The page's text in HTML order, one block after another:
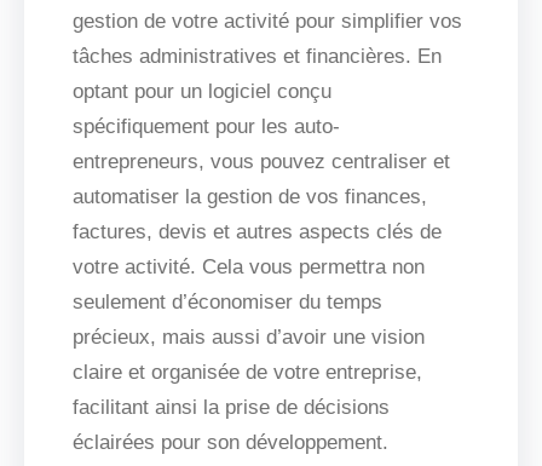
gestion de votre activité pour simplifier vos
tâches administratives et financières. En
optant pour un logiciel conçu
spécifiquement pour les auto-
entrepreneurs, vous pouvez centraliser et
automatiser la gestion de vos finances,
factures, devis et autres aspects clés de
votre activité. Cela vous permettra non
seulement d’économiser du temps
précieux, mais aussi d’avoir une vision
claire et organisée de votre entreprise,
facilitant ainsi la prise de décisions
éclairées pour son développement.